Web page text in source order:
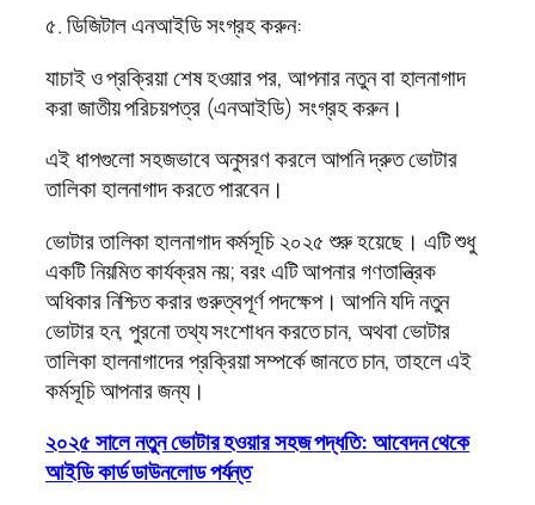
৫. ডিজিটাল এনআইডি সংগ্রহ করুন:
যাচাই ও প্রক্রিয়া শেষ হওয়ার পর, আপনার নতুন বা হালনাগাদ
করা জাতীয় পরিচয়পত্র (এনআইডি) সংগ্রহ করুন।
এই ধাপগুলো সহজভাবে অনুসরণ করলে আপনি দ্রুত ভোটার
তালিকা হালনাগাদ করতে পারবেন।
ভোটার তালিকা হালনাগাদ কর্মসূচি ২০২৫ শুরু হয়েছে। এটি শুধু
একটি নিয়মিত কার্যক্রম নয়; বরং এটি আপনার গণতান্ত্রিক
অধিকার নিশ্চিত করার গুরুত্বপূর্ণ পদক্ষেপ। আপনি যদি নতুন
ভোটার হন, পুরনো তথ্য সংশোধন করতে চান, অথবা ভোটার
তালিকা হালনাগাদের প্রক্রিয়া সম্পর্কে জানতে চান, তাহলে এই
কর্মসূচি আপনার জন্য।
২০২৫ সালে নতুন ভোটার হওয়ার সহজ পদ্ধতি: আবেদন থেকে
আইডি কার্ড ডাউনলোড পর্যন্ত